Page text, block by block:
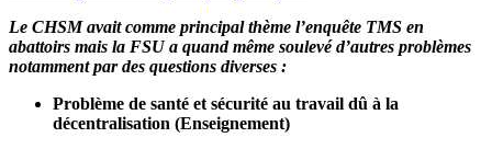
Le CHSM avait comme principal thème l’enquête TMS en
abattoirs mais la FSU a quand même soulevé d’autres problèmes
notamment par des questions diverses :
Problème de santé et sécurité au travail dû à la
décentralisation (Enseignement)